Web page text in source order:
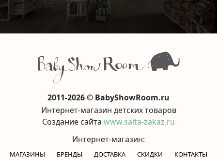
2011-2026 © BabyShowRoom.ru
Интернет-магазин детских товаров
Создание сайта www.saita-zakaz.ru
Интернет-магазин:
МАГАЗИНЫ БРЕНДЫ ДОСТАВКА СКИДКИ
КОНТАКТЫ